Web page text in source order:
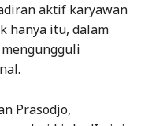
aktif karyawan
hanya itu, dalam
Prasodjo,